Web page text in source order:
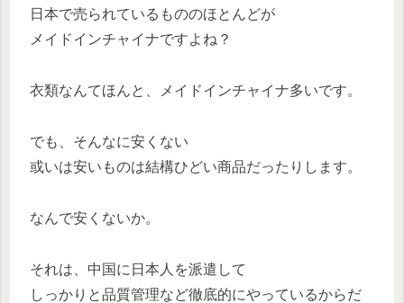
日本で売られているもののほとんどが
メイドインチャイナですよね？
衣類なんてほんと、メイドインチャイナ多いです。
でも、そんなに安くない
或いは安いものは結構ひどい商品だったりします。
なんで安くないか。
それは、中国に日本人を派遣して
しっかりと品質管理など徹底的にやっているからだ